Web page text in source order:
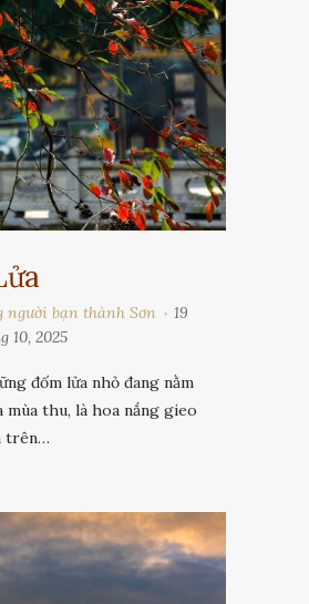
người bạn thành Sơn
19
10, 2025
đốm lửa nhỏ đang nằm
thu, là hoa nắng gieo
trên…